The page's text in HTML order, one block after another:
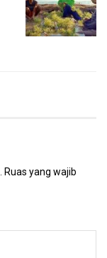
Ruas yang wajib